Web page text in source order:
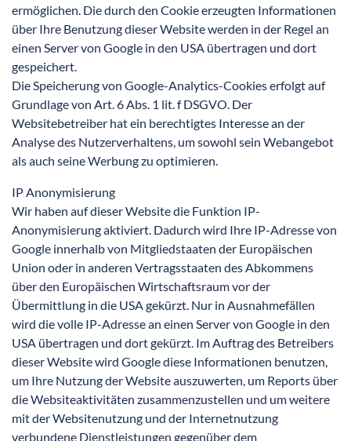
ermöglichen. Die durch den Cookie erzeugten Informationen
über Ihre Benutzung dieser Website werden in der Regel an
einen Server von Google in den USA übertragen und dort
gespeichert.
Die Speicherung von Google-Analytics-Cookies erfolgt auf
Grundlage von Art. 6 Abs. 1 lit. f DSGVO. Der
Websitebetreiber hat ein berechtigtes Interesse an der
Analyse des Nutzerverhaltens, um sowohl sein Webangebot
als auch seine Werbung zu optimieren.
IP Anonymisierung
Wir haben auf dieser Website die Funktion IP-
Anonymisierung aktiviert. Dadurch wird Ihre IP-Adresse von
Google innerhalb von Mitgliedstaaten der Europäischen
Union oder in anderen Vertragsstaaten des Abkommens
über den Europäischen Wirtschaftsraum vor der
Übermittlung in die USA gekürzt. Nur in Ausnahmefällen
wird die volle IP-Adresse an einen Server von Google in den
USA übertragen und dort gekürzt. Im Auftrag des Betreibers
dieser Website wird Google diese Informationen benutzen,
um Ihre Nutzung der Website auszuwerten, um Reports über
die Websiteaktivitäten zusammenzustellen und um weitere
mit der Websitenutzung und der Internetnutzung
verbundene Dienstleistungen gegenüber dem